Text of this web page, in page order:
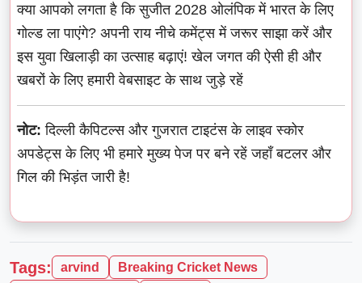
क्या आपको लगता है कि सुजीत 2028 ओलंपिक में भारत के लिए
गोल्ड ला पाएंगे? अपनी राय नीचे कमेंट्स में जरूर साझा करें और
इस युवा खिलाड़ी का उत्साह बढ़ाएं! खेल जगत की ऐसी ही और
खबरों के लिए हमारी वेबसाइट के साथ जुड़े रहें
नोट: दिल्ली कैपिटल्स और गुजरात टाइटंस के लाइव स्कोर
अपडेट्स के लिए भी हमारे मुख्य पेज पर बने रहें जहाँ बटलर और
गिल की भिड़ंत जारी है!
Tags: arvind
Breaking Cricket News